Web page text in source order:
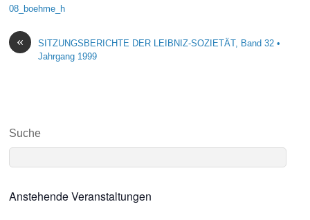
08_boehme_h
«
SITZUNGSBERICHTE DER LEIBNIZ-SOZIETÄT, Band 32 •
Jahrgang 1999
Suche
Anstehende Veranstaltungen